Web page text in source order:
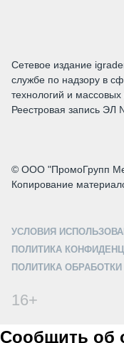
Сетевое издание
службе по надзору в
технологий и
Реестровая запись
© ООО "ПромоГрупп
Копирование
УСЛОВИЯ
ПОЛИТИКА
ПОЛИТИКА
16+
Сообщить об